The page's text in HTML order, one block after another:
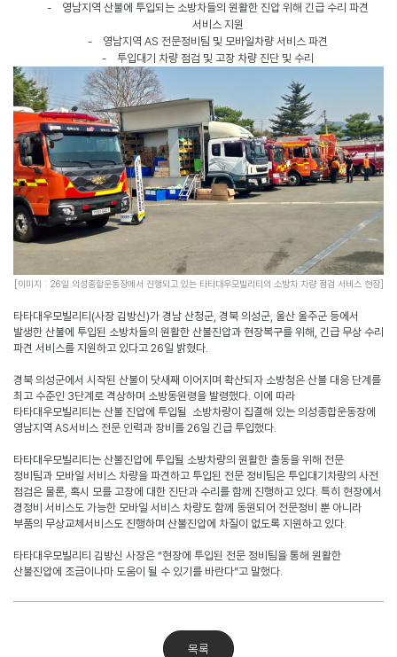
-
영남지역 산불에 투입되는 소방차들의 원활한 진압 위해 긴급 수리 파견
서비스 지원
-
영남지역 AS 전문정비팀 및 모바일차량 서비스 파견
-
투입대기 차량 점검 및 고장 차량 진단 및 수리
이미지 : 26일 의성종합운동장에서 진행되고 있는 타타대우모빌리티의 소방차 차량 점검 서비스 현장]
타타대우모빌리티 (사장 김방신)가 경남 산청군, 경북 의성군, 울산 울주군 등에서
발생한 산불에 투입된 소방차들의 원활한 산불진압과 현장복구를 위해 , 긴급 무상 수리
파견 서비스를 지원하고 있다고 26일 밝혔다.
경북 의성군에서 시작된 산불이 닷새째 이어지며 확산되자 소방청은 산불 대응 단계를
최고 수준인 3단계로 격상하며 소방동원령을 발령했다. 이에 따라
타타대우모빌리티는 산불 진압에 투입될 소방차량이 집결해 있는 의성종합운동장에
영남지역 AS서비스 전문 인력과 장비를 26일 긴급 투입했다.
타타대우모빌리티는 산불진압에 투입될 소방차량의 원활한 출동을 위해 전문
정비팀과 모바일 서비스 차량을 파견하고 투입된 전문 정비팀은 투입대기차량의 사전
점검은 물론, 혹시 모를 고장에 대한 진단과 수리를 함께 진행하고 있다. 특히 현장에서
경정비 서비스도 가능한 모바일 서비스 차량도 함께 동원되어 전문정비 뿐 아니라
부품의 무상교체서비스도 진행하며 산불진압에 차질이 없도록 지원하고 있다.
타타대우모빌리티 김방신 사장은 “현장에 투입된 전문 정비팀을 통해 원활한
산불진압에 조금이나마 도움이 될 수 있기를 바란다”고 말했다.
목록